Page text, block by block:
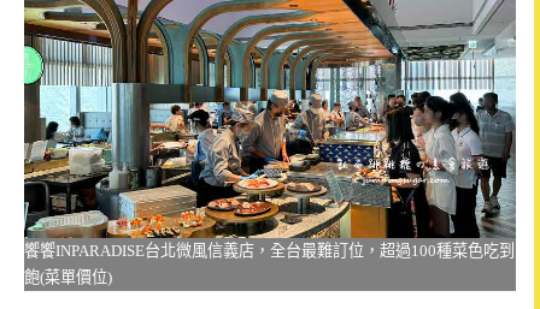
饗饗INPARADISE台北微風信義店，全台最難訂位，超過100種菜色吃到
飽(菜單價位)